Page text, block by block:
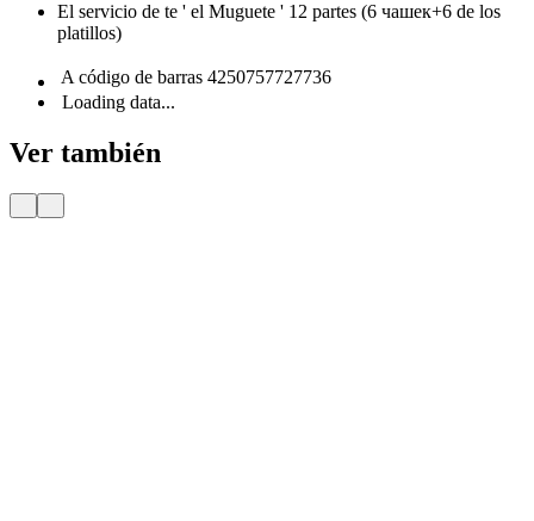
El servicio de te ' el Muguete ' 12 partes (6 чашек+6 de los
platillos)
A código de barras 4250757727736
Loading data...
Ver también